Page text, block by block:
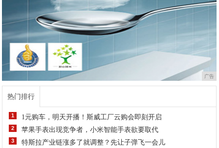
广告
热门排行
1 1元购车，明天开播！斯威工厂云购会即刻开启
2 苹果手表出现竞争者，小米智能手表欲要取代
3 特斯拉产业链涨多了就调整？先让子弹飞一会儿